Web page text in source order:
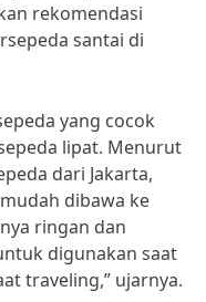
rekomendasi
santai di
yang cocok
lipat. Menurut
dari Jakarta,
dibawa ke
ringan dan
digunakan saat
traveling,” ujarnya.